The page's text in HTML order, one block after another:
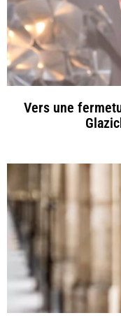
Vers une